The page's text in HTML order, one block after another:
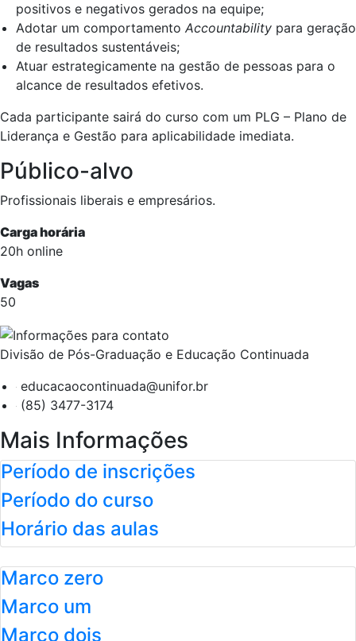
positivos e negativos gerados na equipe;
Adotar um comportamento Accountability para geração
de resultados sustentáveis;
Atuar estrategicamente na gestão de pessoas para o
alcance de resultados efetivos.
Cada participante sairá do curso com um PLG – Plano de
Liderança e Gestão para aplicabilidade imediata.
Público-alvo
Profissionais liberais e empresários.
Carga horária
20h online
Vagas
50
Divisão de Pós-Graduação e Educação Continuada
educacaocontinuada@unifor.br
(85) 3477-3174
Mais Informações
Período de inscrições
Período do curso
Horário das aulas
Marco zero
Marco um
Marco dois